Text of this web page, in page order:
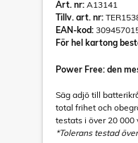
Art. nr: A13141
Tillv. art. nr:
EAN-kod:
För hel kartong
Power Free: den
Säg adjö till
total frihet och
testats i över 20 000
*Tolerans testad